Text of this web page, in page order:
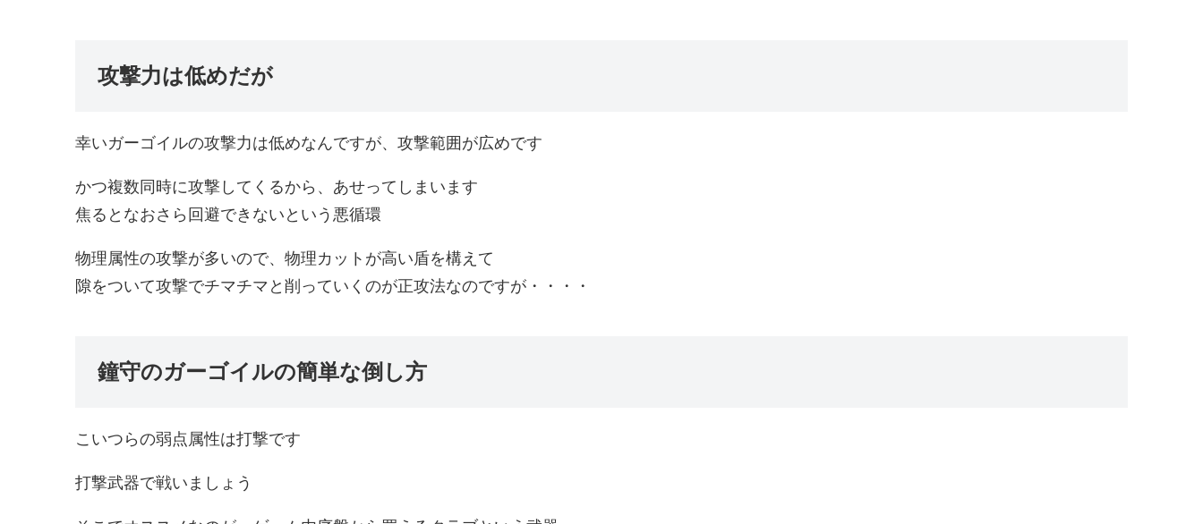
攻撃力は低めだが
幸いガーゴイルの攻撃力は低めなんですが、攻撃範囲が広めです
かつ複数同時に攻撃してくるから、あせってしまいます
焦るとなおさら回避できないという悪循環
物理属性の攻撃が多いので、物理カットが高い盾を構えて
隙をついて攻撃でチマチマと削っていくのが正攻法なのですが・・・・
鐘守のガーゴイルの簡単な倒し方
こいつらの弱点属性は打撃です
打撃武器で戦いましょう